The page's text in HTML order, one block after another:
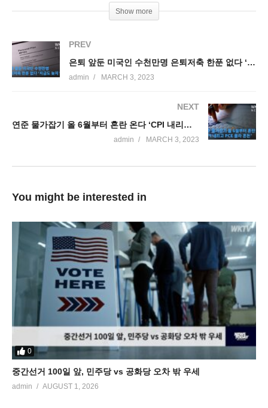
Show more
PREV
은퇴 앞둔 미국인 수천만명 은퇴저축 한푼 없다 ‘지금도 늦지 않아’
admin MARCH 3, 2023
NEXT
연준 물가잡기 올 6월부터 혼란 온다 ‘CPI 내리고 PCE 올라 혼돈’
admin MARCH 3, 2023
You might be interested in
0
중간선거 100일 앞, 민주당 vs 공화당 오차 밖 우세
admin AUGUST 1, 2026